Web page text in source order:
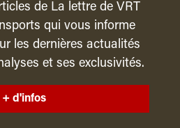
de La lettre de VRT
qui vous informe
les dernières actualités
et ses exclusivités.
+ d'infos